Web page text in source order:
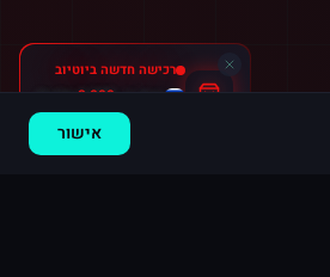
רכישה חדשה ביוטיוב
· 2,000 צפיות
אישור